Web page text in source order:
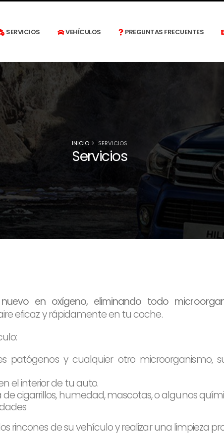
SERVICIOS VEHÍCULOS PREGUNTAS FRECUENTES
Servicios
INICIO SERVICIOS
en oxígeno, eliminando todo
eficaz y rápidamente en tu coche.
patógenos y cualquier otro microorganismo,
el interior de tu auto.
cigarrillos, humedad, mascotas, o algunos
rincones de su vehículo y realizar una limpieza